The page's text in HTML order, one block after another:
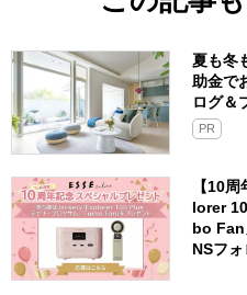
夏も冬
助金で
ログ＆
PR
【10
lorer
bo Fan
NSフォ